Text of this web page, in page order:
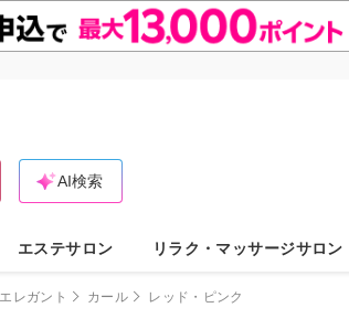
AI検索
エステサロン リラク・マッサージサロン
エレガント カール レッド・ピンク